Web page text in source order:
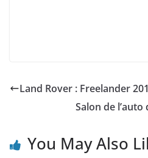
Land Rover : Freelander
Salon de l’auto
You May Also